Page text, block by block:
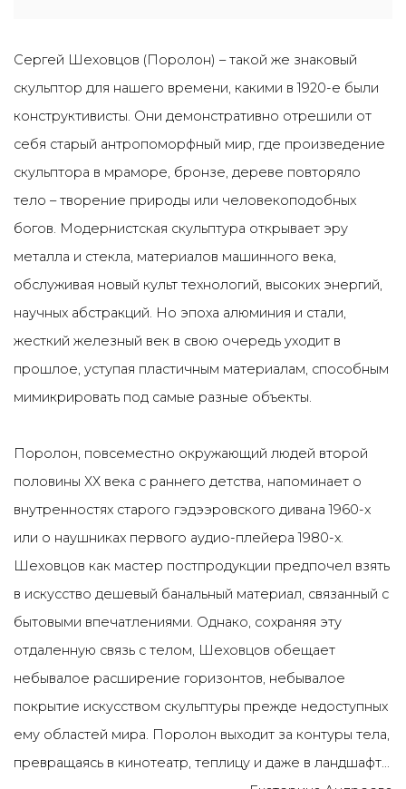
Сергей Шеховцов (Поролон) – такой же знаковый
скульптор для нашего времени, какими в 1920-е были
конструктивисты. Они демонстративно отрешили от
себя старый антропоморфный мир, где произведение
скульптора в мраморе, бронзе, дереве повторяло
тело – творение природы или человекоподобных
богов. Модернистская скульптура открывает эру
металла и стекла, материалов машинного века,
обслуживая новый культ технологий, высоких энергий,
научных абстракций. Но эпоха алюминия и стали,
жесткий железный век в свою очередь уходит в
прошлое, уступая пластичным материалам, способным
мимикрировать под самые разные объекты.
Поролон, повсеместно окружающий людей второй
половины ХХ века с раннего детства, напоминает о
внутренностях старого гэдээровского дивана 1960-х
или о наушниках первого аудио-плейера 1980-х.
Шеховцов как мастер постпродукции предпочел взять
в искусство дешевый банальный материал, связанный с
бытовыми впечатлениями. Однако, сохраняя эту
отдаленную связь с телом, Шеховцов обещает
небывалое расширение горизонтов, небывалое
покрытие искусством скульптуры прежде недоступных
ему областей мира. Поролон выходит за контуры тела,
превращаясь в кинотеатр, теплицу и даже в ландшафт...